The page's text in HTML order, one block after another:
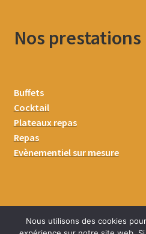
Nos prestations
Buffets
Cocktail
Plateaux repas
Repas
Evènementiel sur mesure
Nous utilisons des cookies